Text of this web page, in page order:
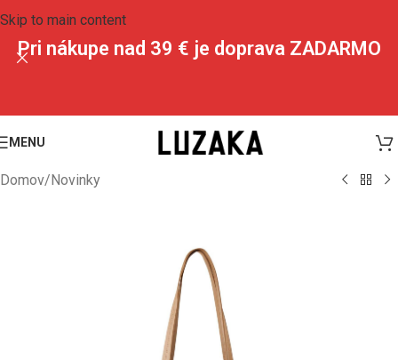
Skip to main content
Pri nákupe nad 39 € je doprava ZADARMO
MENU
Domov/Novinky